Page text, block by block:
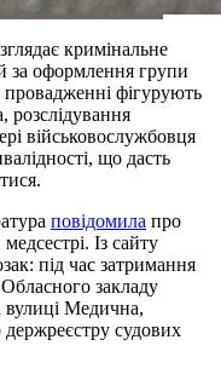
кримінальне
за оформлення групи
фігурують
військовослужбовця
що дасть
повідомила про
Із сайту
під час затримання
закладу
вулиці Медична,
судових